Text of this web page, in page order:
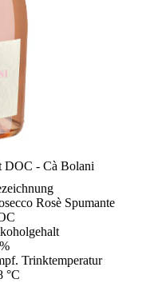
DOC - Cà Bolani
Rosè Spumante
Trinktemperatur
°C